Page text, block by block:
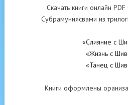
Скачать книги онлайн
Субрамуниясвами из
«Слияние с
«Жизнь с
«Танец с
Книги оформлены